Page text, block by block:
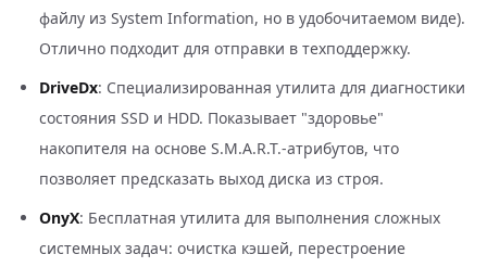
файлу из System Information, но в удобочитаемом виде).
Отлично подходит для отправки в техподдержку.
DriveDx: Специализированная утилита для диагностики
состояния SSD и HDD. Показывает "здоровье"
накопителя на основе S.M.A.R.T.-атрибутов, что
позволяет предсказать выход диска из строя.
OnyX: Бесплатная утилита для выполнения сложных
системных задач: очистка кэшей, перестроение